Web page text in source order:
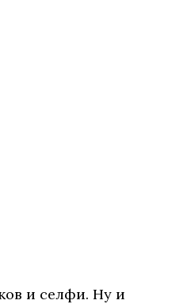
и селфи. Ну и